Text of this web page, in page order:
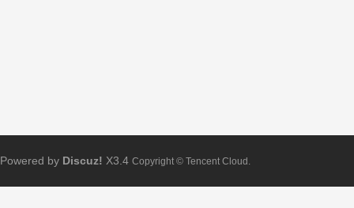
Powered by Discuz! X3.4 Copyright © Tencent Cloud.